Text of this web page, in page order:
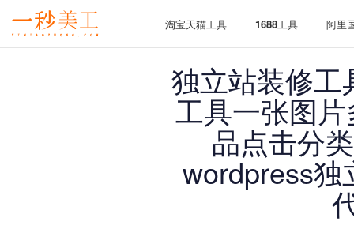
淘宝天猫工具 1688工具 阿里
独立站装修工
工具一张图
品点击分
wordpress独